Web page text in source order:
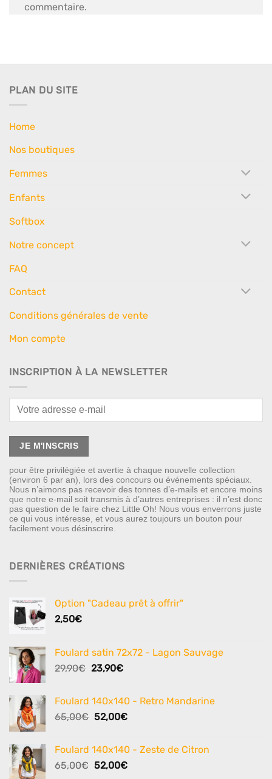
commentaire.
PLAN DU SITE
Home
Nos boutiques
Femmes
Enfants
Softbox
Notre concept
FAQ
Contact
Conditions générales de vente
Mon compte
INSCRIPTION À LA NEWSLETTER
pour être privilégiée et avertie à chaque nouvelle collection
(environ 6 par an), lors des concours ou événements spéciaux.
Nous n’aimons pas recevoir des tonnes d’e-mails et encore moins
que notre e-mail soit transmis à d’autres entreprises : il n’est donc
pas question de le faire chez Little Oh! Nous vous enverrons juste
ce qui vous intéresse, et vous aurez toujours un bouton pour
facilement vous désinscrire.
DERNIÈRES CRÉATIONS
Option "Cadeau prêt à offrir"
2,50€
Foulard satin 72x72 - Lagon Sauvage
29,90€ Le
était :
29,90€.
23,90€Le
est :
23,90€.
Foulard 140x140 - Retro Mandarine
65,00€ Le
était :
65,00€.
52,00€Le
est :
52,00€.
Foulard 140x140 - Zeste de Citron
65,00€ Le
52,00€Le